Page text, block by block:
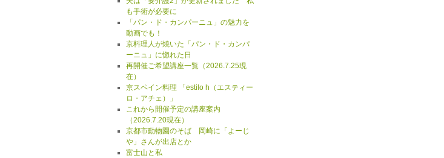
も手術が必要に
「パン・ド・カンパーニュ」の魅力を
動画でも！
京料理人が焼いた「パン・ド・カンパ
ーニュ」に惚れた日
再開催ご希望講座一覧（2026.7.25現
在）
京スペイン料理 「estilo h（エスティー
ロ・アチェ）」
これから開催予定の講座案内
（2026.7.20現在）
京都市動物園のそば 岡崎に「よーじ
や」さんが出店とか
富士山と私